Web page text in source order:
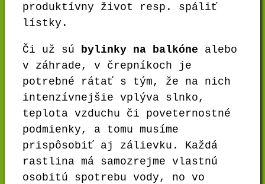
produktívny život resp. spáliť
lístky.
Či už sú bylinky na balkóne alebo
v záhrade, v črepníkoch je
potrebné rátať s tým, že na nich
intenzívnejšie vplýva slnko,
teplota vzduchu či poveternostné
podmienky, a tomu musíme
prispôsobiť aj zálievku. Každá
rastlina má samozrejme vlastnú
osobitú spotrebu vody, no vo